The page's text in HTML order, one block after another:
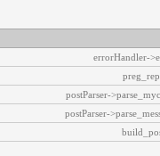
errorHandler-
postParser-
postParser-